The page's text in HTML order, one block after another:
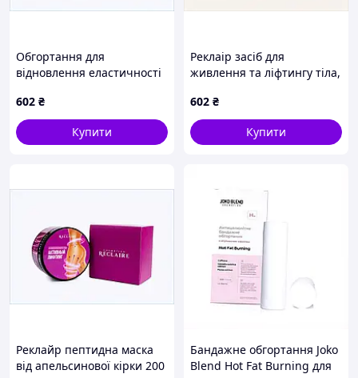
Обгортання для
відновлення еластичності
602 ₴
Купити
Реклаір засіб для
живлення та ліфтингу тіла,
602 ₴
Купити
Реклайр пептидна маска
від апельсинової кірки 200
Бандажне обгортання Joko
Blend Hot Fat Burning для